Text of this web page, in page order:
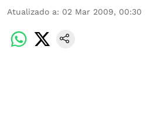
Atualizado a: 02 Mar 2009, 00:30